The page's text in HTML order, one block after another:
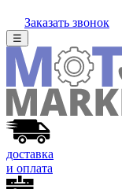
Заказать звонок
☰
доставка
и оплата